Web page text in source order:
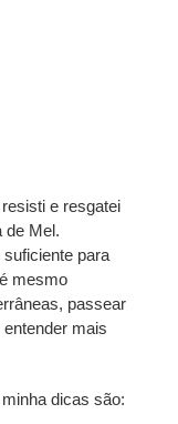
e resgatei
de Mel.
para
mesmo
passear
mais
dicas são: